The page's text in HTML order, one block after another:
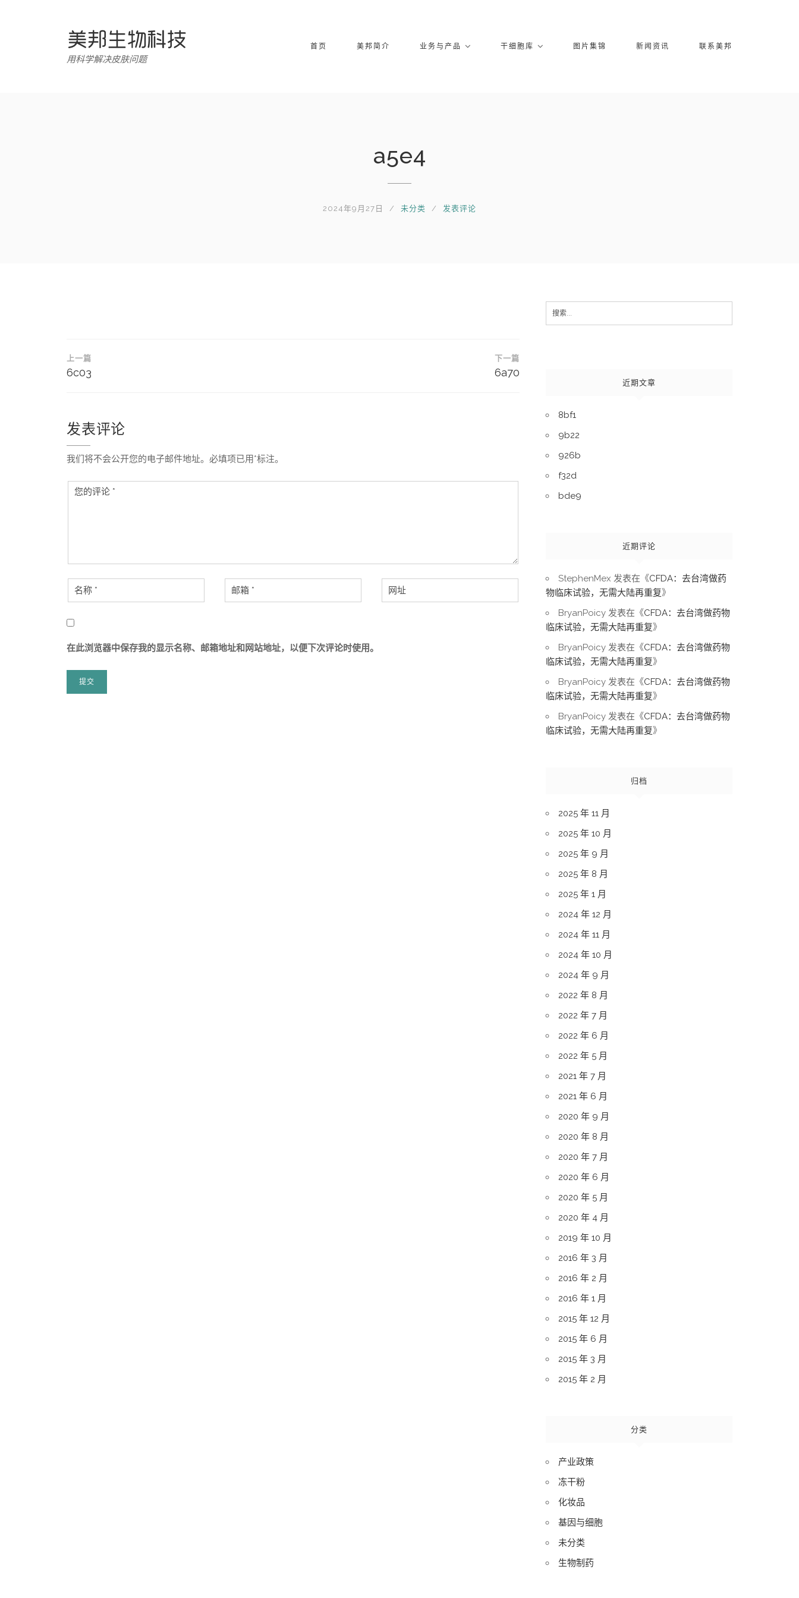
用科学解决皮肤问题
首页 美邦简介 业务与产品 干细胞库 图片集锦 新闻资讯 联系美邦
a5e4
2024年9月27日 未分类 发表评论
文
章
航
上一篇
6c03
下一篇
6a70
发表评论
我们将不会公开您的电子邮件地址。必填项已用*标注。
在此浏览器中保存我的显示名称、邮箱地址和网站地址，以便下次评论时使用。
Search
for:
近期文章
8bf1
9b22
926b
f32d
bde9
近期评论
StephenMex 发表在《CFDA：去台湾做药
物临床试验，无需大陆再重复》
BryanPoicy 发表在《CFDA：去台湾做药物
临床试验，无需大陆再重复》
BryanPoicy 发表在《CFDA：去台湾做药物
临床试验，无需大陆再重复》
BryanPoicy 发表在《CFDA：去台湾做药物
临床试验，无需大陆再重复》
BryanPoicy 发表在《CFDA：去台湾做药物
临床试验，无需大陆再重复》
归档
2025 年 11 月
2025 年 10 月
2025 年 9 月
2025 年 8 月
2025 年 1 月
2024 年 12 月
2024 年 11 月
2024 年 10 月
2024 年 9 月
2022 年 8 月
2022 年 7 月
2022 年 6 月
2022 年 5 月
2021 年 7 月
2021 年 6 月
2020 年 9 月
2020 年 8 月
2020 年 7 月
2020 年 6 月
2020 年 5 月
2020 年 4 月
2019 年 10 月
2016 年 3 月
2016 年 2 月
2016 年 1 月
2015 年 12 月
2015 年 6 月
2015 年 3 月
2015 年 2 月
分类
产业政策
冻干粉
化妆品
基因与细胞
未分类
生物制药